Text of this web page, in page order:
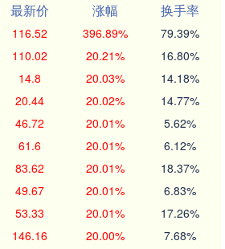
最新价 涨幅
换手率
116.52 396.89% 79.39%
110.02 20.21% 16.80%
14.8 20.03% 14.18%
20.44 20.02% 14.77%
46.72 20.01% 5.62%
61.6 20.01% 6.12%
83.62 20.01% 18.37%
49.67 20.01% 6.83%
53.33 20.01% 17.26%
146.16 20.00% 7.68%